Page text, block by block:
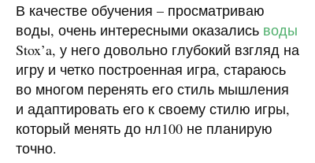
В качестве обучения – просматриваю
воды, очень интересными оказались воды
Stox’a, у него довольно глубокий взгляд на
игру и четко построенная игра, стараюсь
во многом перенять его стиль мышления
и адаптировать его к своему стилю игры,
который менять до нл100 не планирую
точно.